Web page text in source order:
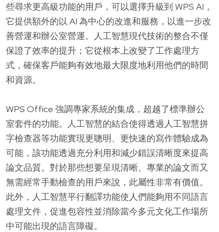
些尋求更高級功能的用戶，可以選擇升級到 WPS AI，
它提供額外的以 AI 為中心的改進和服務，以進一步改
善營運和辦公室營運。人工智慧現代技術的整合不僅
保證了效率的提升；它從根本上改變了工作處理方
式，確保客戶能夠有效地最大限度地利用他們的時間
和資源。
WPS Office 強調專家系統的集成，超越了標準辦公
室套件的功能。人工智慧的結合使得透過人工智慧拼
字檢查器等功能實現更聰明、更快速的寫作體驗成為
可能，該功能透過充分利用和減少錯誤清晰度來提高
論文品質。對於那些想要呈現清晰、專業的論文而又
無需經常手動檢查的用戶來說，此屬性非常有價值。
此外，人工智慧平行翻譯功能使人們能夠用不同語言
處理文件，促進包容性並消除當今多元文化工作場所
中可能出現的語言障礙。